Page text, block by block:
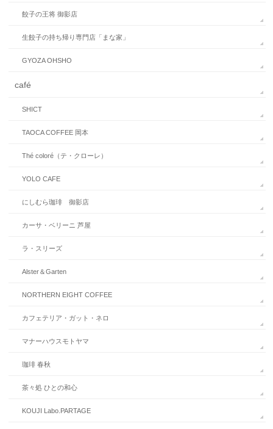
餃子の王将 御影店
生餃子の持ち帰り専門店「まな家」
GYOZA OHSHO
café
SHICT
TAOCA COFFEE 岡本
Thé coloré（テ・クローレ）
YOLO CAFE
にしむら珈琲 御影店
カーサ・ベリーニ 芦屋
ラ・スリーズ
Alster＆Garten
NORTHERN EIGHT COFFEE
カフェテリア・ガット・ネロ
マナーハウスモトヤマ
珈琲 春秋
茶々処 ひとの和心
KOUJI Labo.PARTAGE